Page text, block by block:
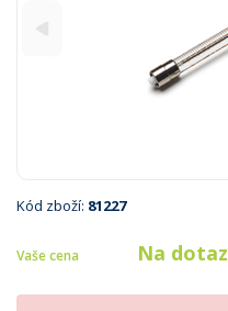
Kód zboží: 81227
Vaše cena Na dotaz